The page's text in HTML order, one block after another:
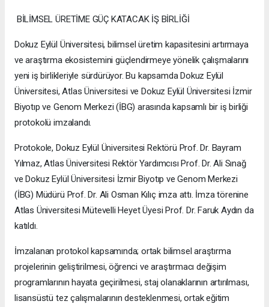
BİLİMSEL ÜRETİME GÜÇ KATACAK İŞ BİRLİĞİ
Dokuz Eylül Üniversitesi, bilimsel üretim kapasitesini artırmaya
ve araştırma ekosistemini güçlendirmeye yönelik çalışmalarını
yeni iş birlikleriyle sürdürüyor. Bu kapsamda Dokuz Eylül
Üniversitesi, Atlas Üniversitesi ve Dokuz Eylül Üniversitesi İzmir
Biyotıp ve Genom Merkezi (İBG) arasında kapsamlı bir iş birliği
protokolü imzalandı.
Protokole, Dokuz Eylül Üniversitesi Rektörü Prof. Dr. Bayram
Yılmaz, Atlas Üniversitesi Rektör Yardımcısı Prof. Dr. Ali Sınağ
ve Dokuz Eylül Üniversitesi İzmir Biyotıp ve Genom Merkezi
(İBG) Müdürü Prof. Dr. Ali Osman Kılıç imza attı. İmza törenine
Atlas Üniversitesi Mütevelli Heyet Üyesi Prof. Dr. Faruk Aydın da
katıldı.
İmzalanan protokol kapsamında; ortak bilimsel araştırma
projelerinin geliştirilmesi, öğrenci ve araştırmacı değişim
programlarının hayata geçirilmesi, staj olanaklarının artırılması,
lisansüstü tez çalışmalarının desteklenmesi, ortak eğitim